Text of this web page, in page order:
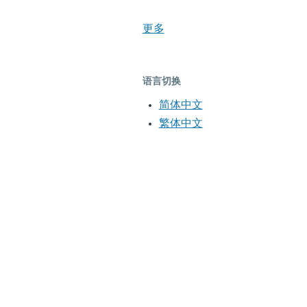
更多
语言切换
简体中文
繁体中文